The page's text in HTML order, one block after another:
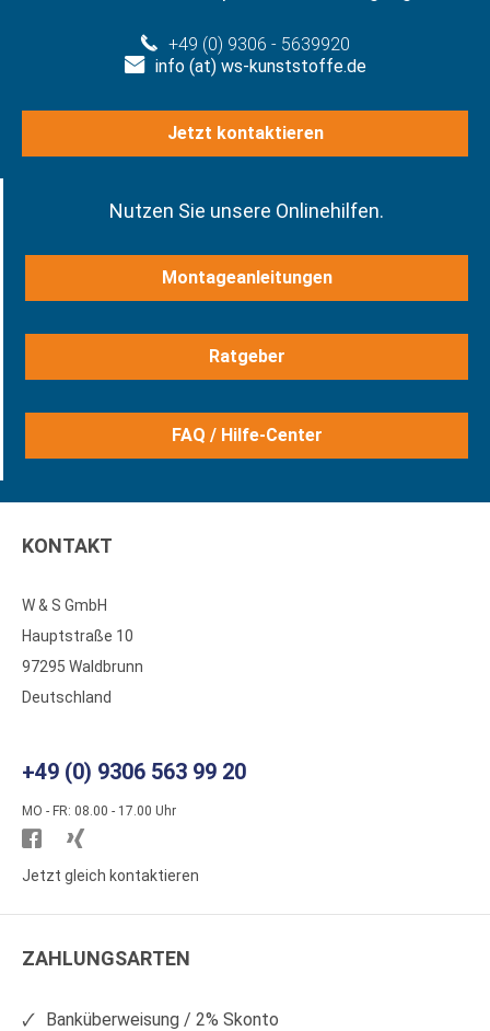
+49 (0) 9306 - 5639920
info (at) ws-kunststoffe.de
Jetzt kontaktieren
Nutzen Sie unsere Onlinehilfen.
Montageanleitungen
Ratgeber
FAQ / Hilfe-Center
KONTAKT
W & S GmbH
Hauptstraße 10
97295 Waldbrunn
Deutschland
+49 (0) 9306 563 99 20
MO - FR: 08.00 - 17.00 Uhr
Besuchen
Sie
auf
Sie
auf
Jetzt gleich kontaktieren
ZAHLUNGSARTEN
Banküberweisung / 2% Skonto